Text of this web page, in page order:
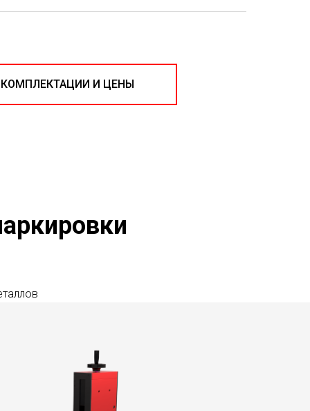
И ЦЕНЫ